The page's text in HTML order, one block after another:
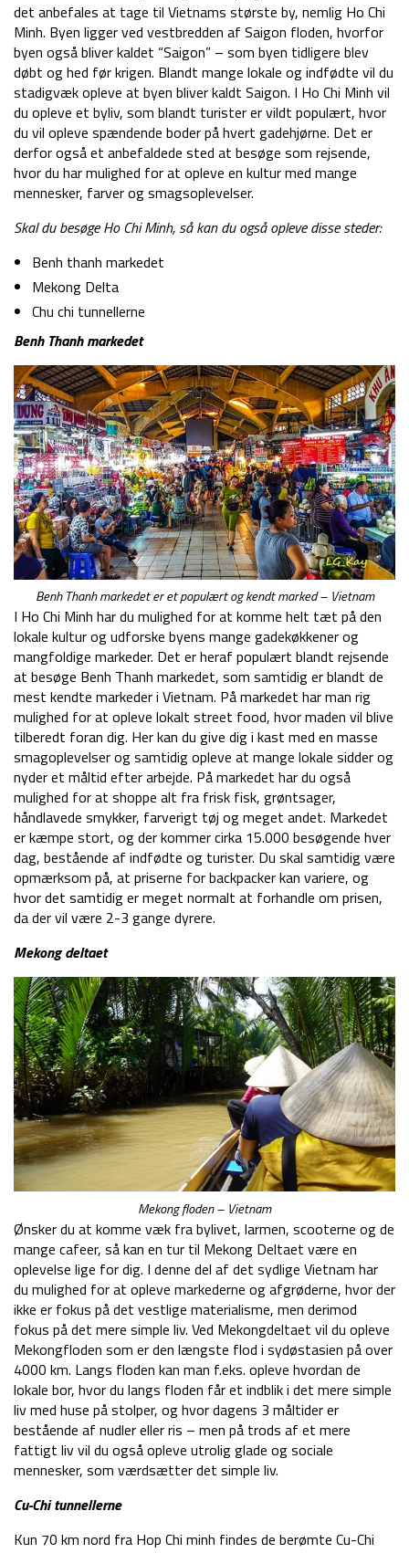
det anbefales at tage til Vietnams største by, nemlig Ho Chi
Minh. Byen ligger ved vestbredden af Saigon floden, hvorfor
byen også bliver kaldet “Saigon” – som byen tidligere blev
døbt og hed før krigen. Blandt mange lokale og indfødte vil du
stadigvæk opleve at byen bliver kaldt Saigon. I Ho Chi Minh vil
du opleve et byliv, som blandt turister er vildt populært, hvor
du vil opleve spændende boder på hvert gadehjørne. Det er
derfor også et anbefaldede sted at besøge som rejsende,
hvor du har mulighed for at opleve en kultur med mange
mennesker, farver og smagsoplevelser.
Skal du besøge Ho Chi Minh, så kan du også opleve disse steder:
Benh thanh markedet
Mekong Delta
Chu chi tunnellerne
Benh Thanh markedet
Benh Thanh markedet er et populært og kendt marked – Vietnam
I Ho Chi Minh har du mulighed for at komme helt tæt på den
lokale kultur og udforske byens mange gadekøkkener og
mangfoldige markeder. Det er heraf populært blandt rejsende
at besøge Benh Thanh markedet, som samtidig er blandt de
mest kendte markeder i Vietnam. På markedet har man rig
mulighed for at opleve lokalt street food, hvor maden vil blive
tilberedt foran dig. Her kan du give dig i kast med en masse
smagoplevelser og samtidig opleve at mange lokale sidder og
nyder et måltid efter arbejde. På markedet har du også
mulighed for at shoppe alt fra frisk fisk, grøntsager,
håndlavede smykker, farverigt tøj og meget andet. Markedet
er kæmpe stort, og der kommer cirka 15.000 besøgende hver
dag, bestående af indfødte og turister. Du skal samtidig være
opmærksom på, at priserne for backpacker kan variere, og
hvor det samtidig er meget normalt at forhandle om prisen,
da der vil være 2-3 gange dyrere.
Mekong deltaet
Mekong floden – Vietnam
Ønsker du at komme væk fra bylivet, larmen, scooterne og de
mange cafeer, så kan en tur til Mekong Deltaet være en
oplevelse lige for dig. I denne del af det sydlige Vietnam har
du mulighed for at opleve markederne og afgrøderne, hvor der
ikke er fokus på det vestlige materialisme, men derimod
fokus på det mere simple liv. Ved Mekongdeltaet vil du opleve
Mekongfloden som er den længste flod i sydøstasien på over
4000 km. Langs floden kan man f.eks. opleve hvordan de
lokale bor, hvor du langs floden får et indblik i det mere simple
liv med huse på stolper, og hvor dagens 3 måltider er
bestående af nudler eller ris – men på trods af et mere
fattigt liv vil du også opleve utrolig glade og sociale
mennesker, som værdsætter det simple liv.
Cu-Chi tunnellerne
Kun 70 km nord fra Hop Chi minh findes de berømte Cu-Chi